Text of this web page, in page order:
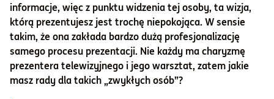
informacje, więc z punktu widzenia tej osoby, ta wizja,
którą prezentujesz jest trochę niepokojąca. W sensie
takim, że ona zakłada bardzo dużą profesjonalizację
samego procesu prezentacji. Nie każdy ma charyzmę
prezentera telewizyjnego i jego warsztat, zatem jakie
masz rady dla takich „zwykłych osób”?